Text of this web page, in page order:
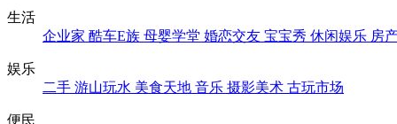
生活
企业家 酷车E族 母婴学堂 婚恋交友 宝宝秀 休闲娱乐 房
娱乐
二手 游山玩水 美食天地 音乐 摄影美术 古玩市场
便民